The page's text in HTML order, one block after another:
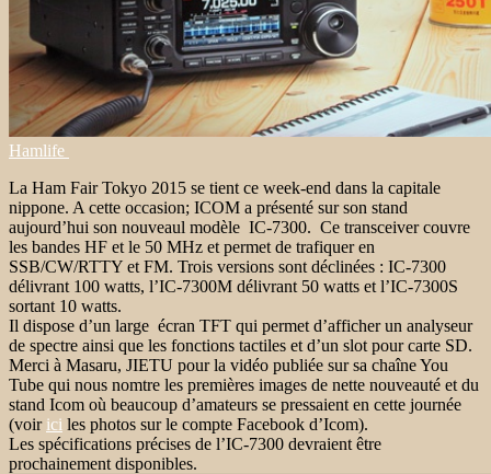
Hamlife
La Ham Fair Tokyo 2015 se tient ce week-end dans la capitale
nippone. A cette occasion; ICOM a présenté sur son stand
aujourd’hui son nouveaul modèle IC-7300. Ce transceiver couvre
les bandes HF et le 50 MHz et permet de trafiquer en
SSB/CW/RTTY et FM. Trois versions sont déclinées : IC-7300
délivrant 100 watts, l’IC-7300M délivrant 50 watts et l’IC-7300S
sortant 10 watts.
Il dispose d’un large écran TFT qui permet d’afficher un analyseur
de spectre ainsi que les fonctions tactiles et d’un slot pour carte SD.
Merci à Masaru, JIETU pour la vidéo publiée sur sa chaîne You
Tube qui nous nomtre les premières images de nette nouveauté et du
stand Icom où beaucoup d’amateurs se pressaient en cette journée
(voir ici les photos sur le compte Facebook d’Icom).
Les spécifications précises de l’IC-7300 devraient être
prochainement disponibles.